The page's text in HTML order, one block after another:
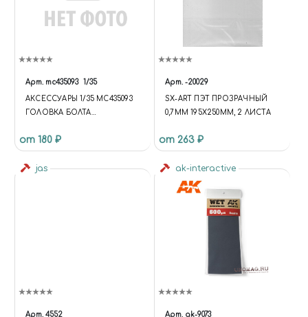
Арт. mc435093 1/35
АКСЕССУАРЫ 1/35 MC435093
ГОЛОВКА БОЛТА
ММ; УСТАНОВОЧНОЕ
ОТВЕРСТИЕ 0,8 ММ)
от 180 ₽
Арт. -20029
SX-ART ПЭТ ПРОЗРАЧНЫЙ
0,7ММ 195Х250ММ, 2 ЛИСТА
от 263 ₽
jas
Арт. 4552
ak-interactive
Арт. ak-9073